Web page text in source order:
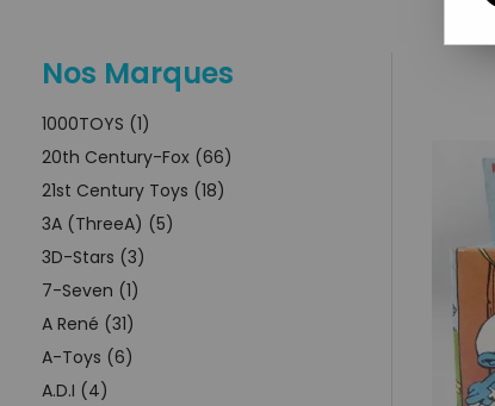
Nos Marques
1000TOYS (1)
20th Century-Fox (66)
21st Century Toys (18)
3A (ThreeA) (5)
3D-Stars (3)
7-Seven (1)
A René (31)
A-Toys (6)
A.D.I (4)